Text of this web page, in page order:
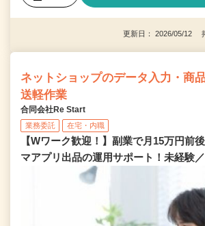
更新日： 2026/05/12
ネットショップのデータ入力・商
送軽作業
合同会社Re Start
業務委託 在宅・内職
【Wワーク歓迎！】副業で月15万円前
マアプリ出品の運用サポート！未経験